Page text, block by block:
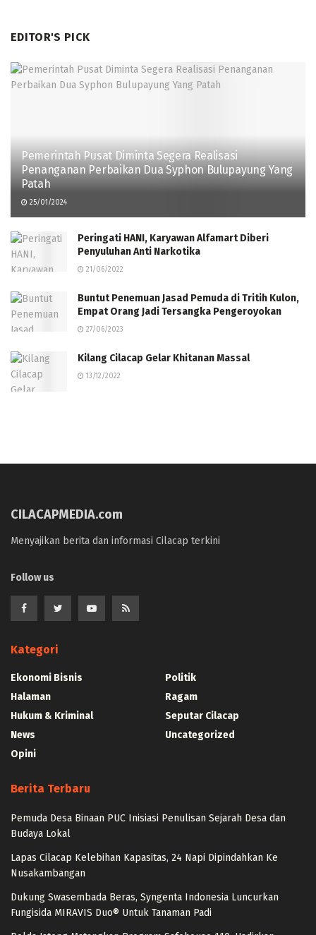
EDITOR'S PICK
Pemerintah Pusat Diminta Segera Realisasi
Penanganan Perbaikan Dua Syphon Bulupayung Yang
Patah
25/01/2024
Peringati HANI, Karyawan Alfamart Diberi
Penyuluhan Anti Narkotika
21/06/2022
Buntut Penemuan Jasad Pemuda di Tritih Kulon,
Empat Orang Jadi Tersangka Pengeroyokan
27/06/2023
Kilang Cilacap Gelar Khitanan Massal
13/12/2022
CILACAPMEDIA.com
Menyajikan berita dan informasi Cilacap terkini
Follow us
Kategori
Ekonomi Bisnis
Halaman
Hukum & Kriminal
News
Opini
Politik
Ragam
Seputar Cilacap
Uncategorized
Berita Terbaru
Pemuda Desa Binaan PUC Inisiasi Penulisan Sejarah Desa dan
Budaya Lokal
Lapas Cilacap Kelebihan Kapasitas, 24 Napi Dipindahkan Ke
Nusakambangan
Dukung Swasembada Beras, Syngenta Indonesia Luncurkan
Fungisida MIRAVIS Duo® Untuk Tanaman Padi